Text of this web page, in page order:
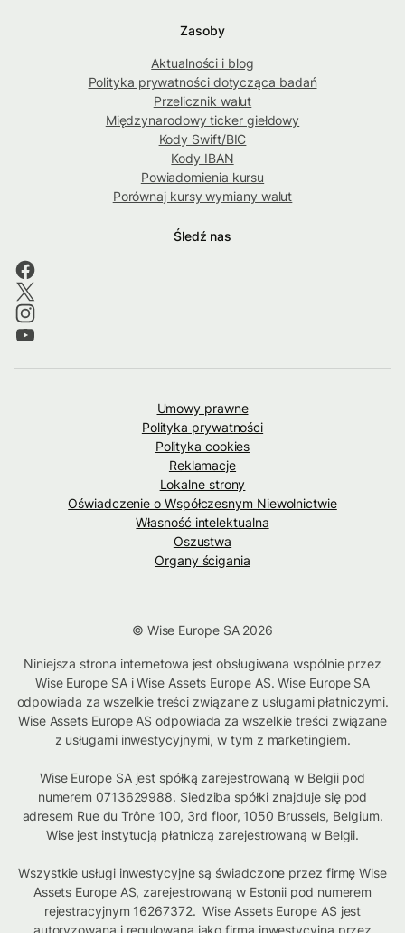
Zasoby
Aktualności i blog
Polityka prywatności dotycząca badań
Przelicznik walut
Międzynarodowy ticker giełdowy
Kody Swift/BIC
Kody IBAN
Powiadomienia kursu
Porównaj kursy wymiany walut
Śledź nas
Umowy prawne
Polityka prywatności
Polityka cookies
Reklamacje
Lokalne strony
Oświadczenie o Współczesnym Niewolnictwie
Własność intelektualna
Oszustwa
Organy ścigania
© Wise Europe SA 2026
Niniejsza strona internetowa jest obsługiwana wspólnie przez
Wise Europe SA i Wise Assets Europe AS. Wise Europe SA
odpowiada za wszelkie treści związane z usługami płatniczymi.
Wise Assets Europe AS odpowiada za wszelkie treści związane
z usługami inwestycyjnymi, w tym z marketingiem.
Wise Europe SA jest spółką zarejestrowaną w Belgii pod
numerem 0713629988. Siedziba spółki znajduje się pod
adresem Rue du Trône 100, 3rd floor, 1050 Brussels, Belgium.
Wise jest instytucją płatniczą zarejestrowaną w Belgii.
Wszystkie usługi inwestycyjne są świadczone przez firmę Wise
Assets Europe AS, zarejestrowaną w Estonii pod numerem
rejestracyjnym 16267372. Wise Assets Europe AS jest